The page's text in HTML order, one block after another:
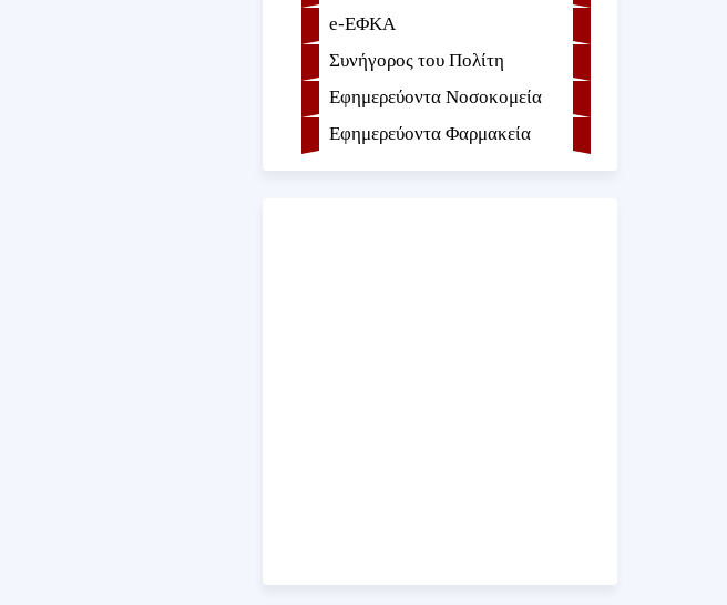
e-ΕΦKA
Συνήγορος του Πολίτη
Εφημερεύοντα Νοσοκομεία
Εφημερεύοντα Φαρμακεία